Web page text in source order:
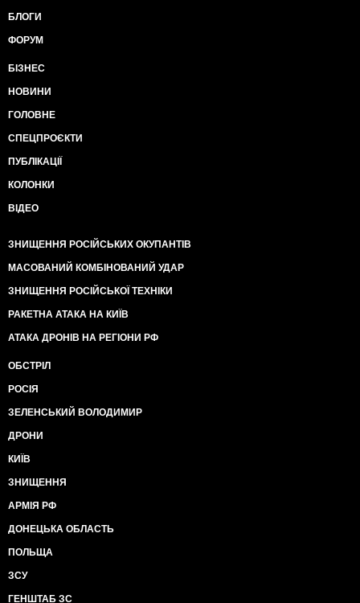
БЛОГИ
ФОРУМ
БІЗНЕС
НОВИНИ
ГОЛОВНЕ
СПЕЦПРОЄКТИ
ПУБЛІКАЦІЇ
КОЛОНКИ
ВІДЕО
ЗНИЩЕННЯ РОСІЙСЬКИХ ОКУПАНТІВ
МАСОВАНИЙ КОМБІНОВАНИЙ УДАР
ЗНИЩЕННЯ РОСІЙСЬКОЇ ТЕХНІКИ
РАКЕТНА АТАКА НА КИЇВ
АТАКА ДРОНІВ НА РЕГІОНИ РФ
ОБСТРІЛ
РОСІЯ
ЗЕЛЕНСЬКИЙ ВОЛОДИМИР
ДРОНИ
КИЇВ
ЗНИЩЕННЯ
АРМІЯ РФ
ДОНЕЦЬКА ОБЛАСТЬ
ПОЛЬЩА
ЗСУ
ГЕНШТАБ ЗС